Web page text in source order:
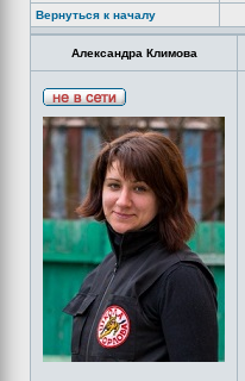
Вернуться к началу
Александра Климова